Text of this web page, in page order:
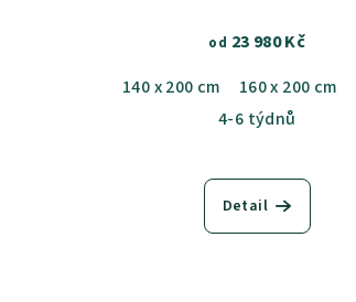
od 23 980 Kč
140 x 200 cm
160 x 200 cm
4-6 týdnů
Detail